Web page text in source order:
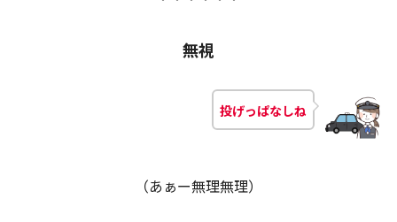
無視
投げっぱなしね
（あぁー無理無理）